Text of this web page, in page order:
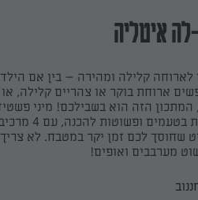
איטליה
קלילה ומהירה – בין אם
ארוחת בוקר או צהריים קלילה,
המתכון הזה הוא בשבילכם! מיני
איטלקיה,
שחוסך לכם זמן יקר במטבח. לא
מערבבים ואופים!